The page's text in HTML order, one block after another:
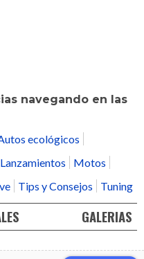
navegando en las
ecológicos
Lanzamientos
Motos
Tips y Consejos Tuning
GALERIAS